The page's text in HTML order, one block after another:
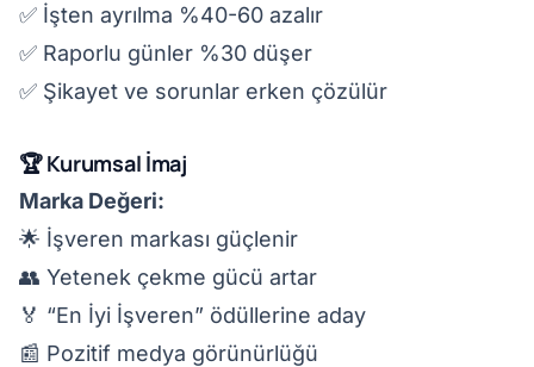
✅ İşten ayrılma %40-60 azalır
✅ Raporlu günler %30 düşer
✅ Şikayet ve sorunlar erken çözülür
🏆 Kurumsal İmaj
Marka Değeri:
🌟 İşveren markası güçlenir
👥 Yetenek çekme gücü artar
🏅 “En İyi İşveren” ödüllerine aday
📰 Pozitif medya görünürlüğü